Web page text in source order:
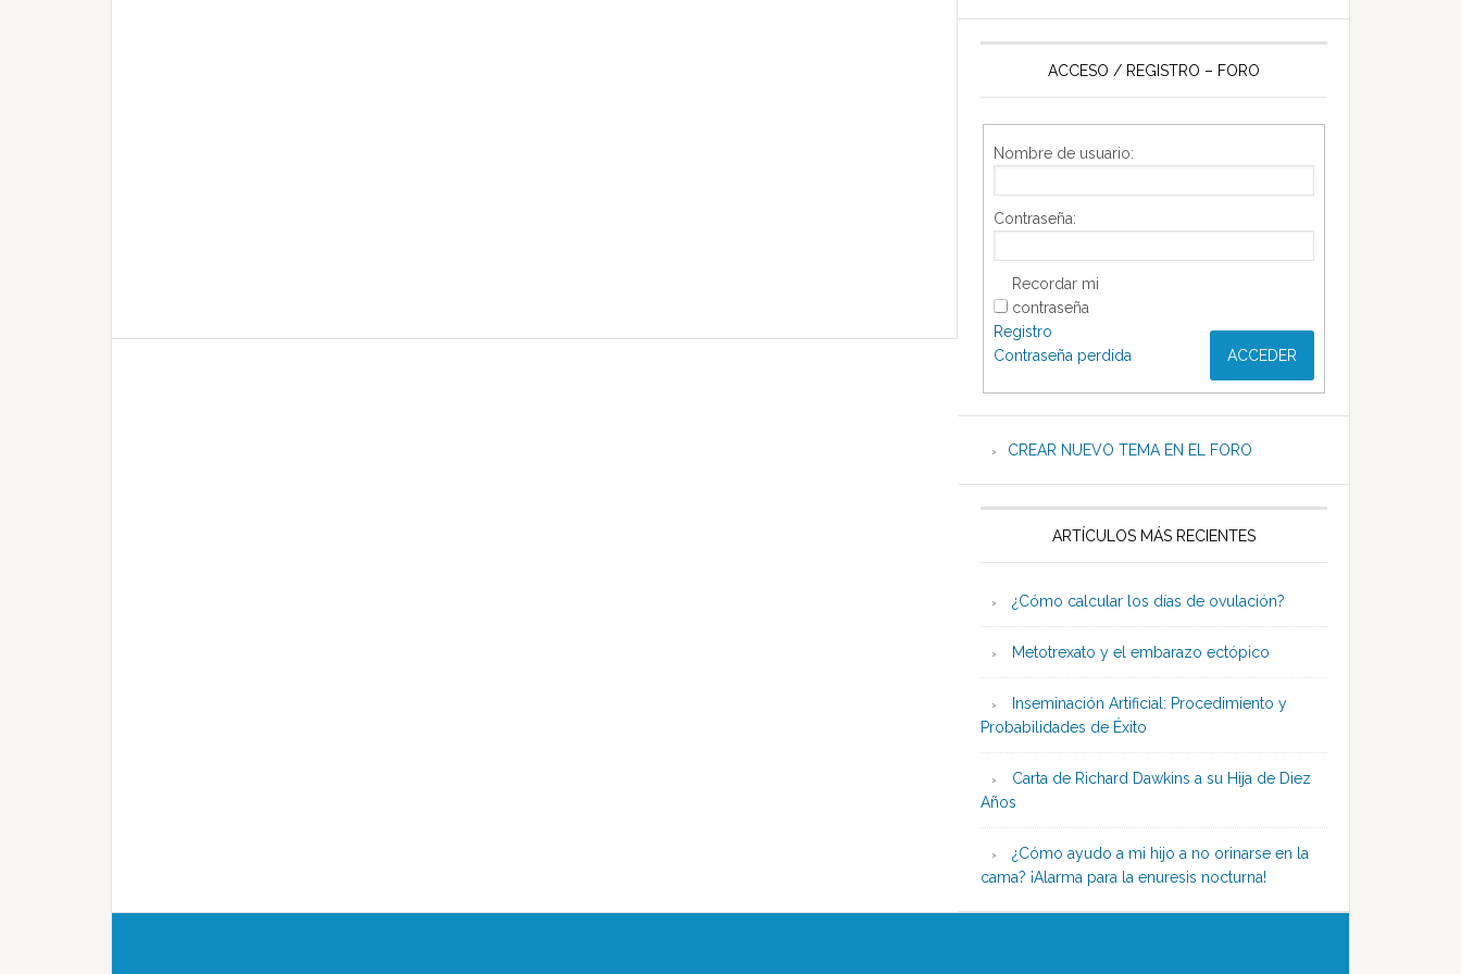
ACCESO / REGISTRO – FORO
Nombre de usuario:
Contraseña:
Recordar mi
contraseña
ACCEDER
Registro
Contraseña perdida
CREAR NUEVO TEMA EN EL FORO
ARTÍCULOS MÁS RECIENTES
¿Cómo calcular los días de ovulación?
Metotrexato y el embarazo ectópico
Inseminación Artificial: Procedimiento y
Probabilidades de Éxito
Carta de Richard Dawkins a su Hija de Diez
Años
¿Cómo ayudo a mi hijo a no orinarse en la
cama? ¡Alarma para la enuresis nocturna!